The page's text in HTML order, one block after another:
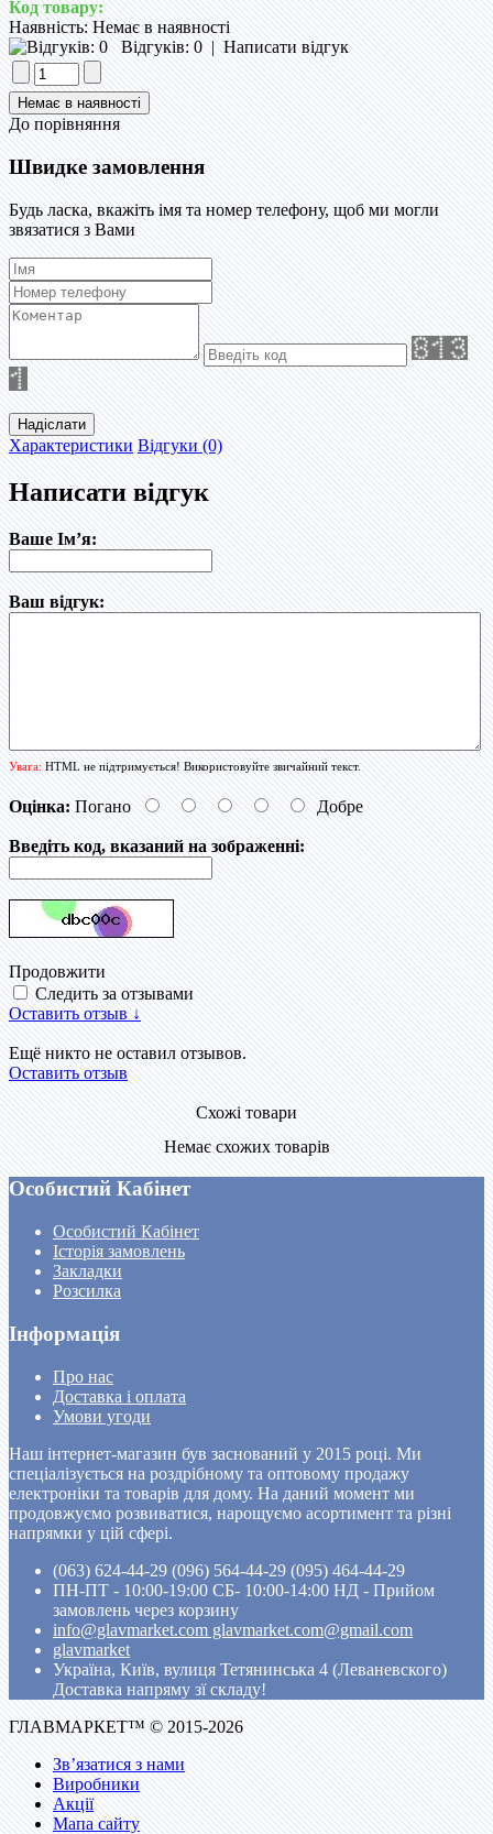
Код товару:
Наявність:Немає в наявності
Відгуків: 0|Написати відгук
До порівняння
Швидке замовлення
Будь ласка, вкажіть імя та номер телефону, щоб ми могли
звязатися з Вами
Надіслати
Характеристики Відгуки (0)
Написати відгук
Ваше Ім’я:
Ваш відгук:
Увага:HTML не підтримується! Використовуйте звичайний текст.
Оцінка: Погано Добре
Введіть код, вказаний на зображенні:
Продовжити
Следить за отзывами
Оставить отзыв ↓
Ещё никто не оставил отзывов.
Оставить отзыв
Схожі товари
Немає схожих товарів
Особистий Кабінет
Особистий Кабінет
Історія замовлень
Закладки
Розсилка
Інформація
Про нас
Доставка і оплата
Умови угоди
Наш інтернет-магазин був заснований у 2015 році. Ми
спеціалізується на роздрібному та оптовому продажу
електроніки та товарів для дому. На даний момент ми
продовжуємо розвиватися, нарощуємо асортимент та різні
напрямки у цій сфері.
(063) 624-44-29 (096) 564-44-29 (095) 464-44-29
ПН-ПТ - 10:00-19:00 CБ- 10:00-14:00 НД - Прийом
замовлень через корзину
info@glavmarket.com glavmarket.com@gmail.com
glavmarket
Україна, Київ, вулиця Тетянинська 4 (Леваневского)
Доставка напряму зї складу!
ГЛАВМАРКЕТ™ © 2015-2026
Зв’язатися з нами
Виробники
Акції
Мапа сайту